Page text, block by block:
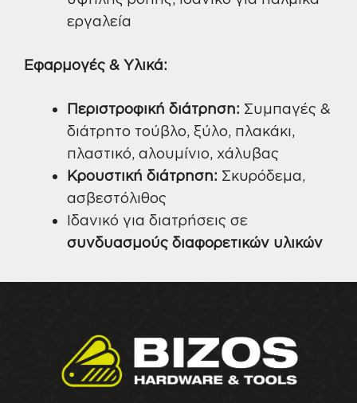
εργαλεία
Εφαρμογές & Υλικά:
Περιστροφική διάτρηση: Συμπαγές &
διάτρητο τούβλο, ξύλο, πλακάκι,
πλαστικό, αλουμίνιο, χάλυβας
Κρουστική διάτρηση: Σκυρόδεμα,
ασβεστόλιθος
Ιδανικό για διατρήσεις σε
συνδυασμούς διαφορετικών υλικών